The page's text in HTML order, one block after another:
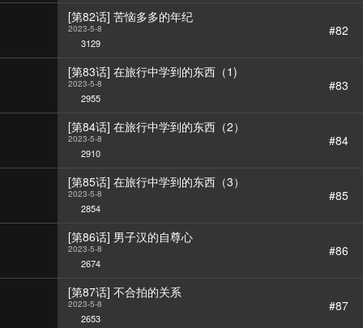
[第82话] 苦恼多多的年纪
2023-5-8
3129
#82
[第83话] 在旅行中学到的东西（1)
2023-5-8
2955
#83
[第84话] 在旅行中学到的东西（2）
2023-5-8
2910
#84
[第85话] 在旅行中学到的东西（3）
2023-5-8
2854
#85
[第86话] 男子汉的自尊心
2023-5-8
2674
#86
[第87话] 不合拍的关系
2023-5-8
2653
#87